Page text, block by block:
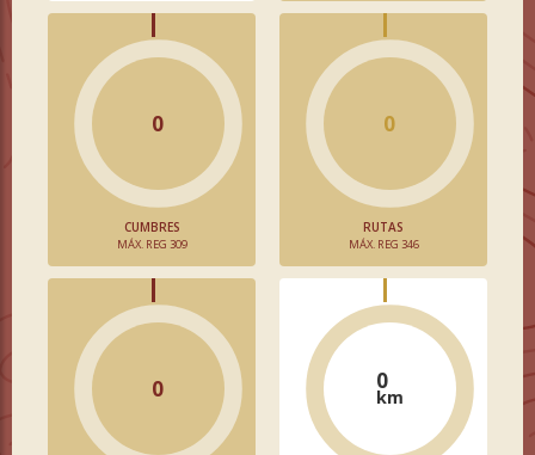
0
CUMBRES
MÁX. REG 309
0
RUTAS
MÁX. REG 346
0 0
km